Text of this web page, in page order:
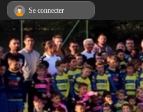
Se connecter
Panneau de gestion des cookies